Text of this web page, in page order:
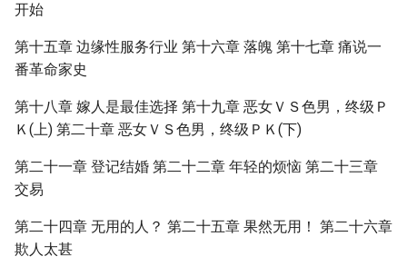
开始
第十五章 边缘性服务行业 第十六章 落魄 第十七章 痛说一
番革命家史
第十八章 嫁人是最佳选择 第十九章 恶女ＶＳ色男，终级Ｐ
Ｋ(上) 第二十章 恶女ＶＳ色男，终级ＰＫ(下)
第二十一章 登记结婚 第二十二章 年轻的烦恼 第二十三章
交易
第二十四章 无用的人？ 第二十五章 果然无用！ 第二十六章
欺人太甚